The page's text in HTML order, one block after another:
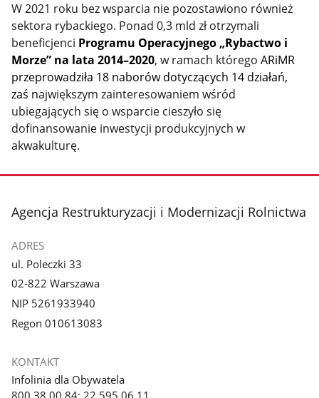
W 2021 roku bez wsparcia nie pozostawiono również
sektora rybackiego. Ponad 0,3 mld zł otrzymali
beneficjenci Programu Operacyjnego „Rybactwo i
Morze” na lata 2014–2020, w ramach któregoARiMR
przeprowadziła 18 naborów dotyczących 14 działań,
zaś największym zainteresowaniem wśród
ubiegających się o wsparcie cieszyło się
dofinansowanie inwestycji produkcyjnych w
akwakulturę.
stopka
Agencja Restrukturyzacji i Modernizacji Rolnictwa
ADRES
ul. Poleczki 33
02-822 Warszawa
NIP 5261933940
Regon 010613083
KONTAKT
Infolinia dla Obywatela